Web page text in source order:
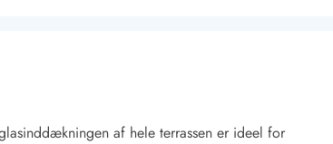
af hele terrassen er ideel for